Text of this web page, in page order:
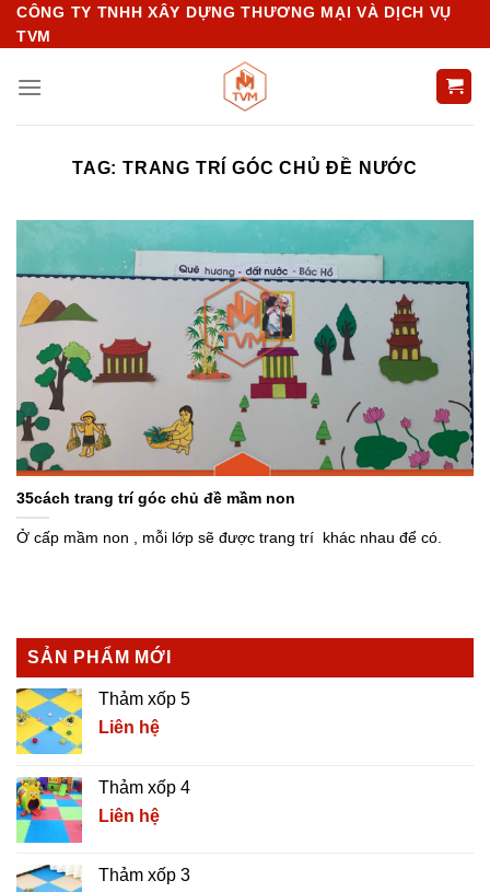
Chuyển
đến
dung
CÔNG TY TNHH XÂY DỰNG THƯƠNG MẠI VÀ DỊCH VỤ
TVM
TAG: TRANG TRÍ GÓC CHỦ ĐỀ NƯỚC
SẢN PHẨM MỚI
Thảm xốp 5
Liên hệ
Thảm xốp 4
Liên hệ
Thảm xốp 3
35cách trang trí góc chủ đề mầm non
Ở cấp mầm non , mỗi lớp sẽ được trang trí khác nhau để có.